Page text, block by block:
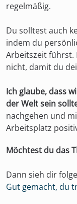
regelmäßig.
Du solltest auch
indem du
Arbeitszeit führst.
nicht, damit du
Ich glaube, dass
der Welt sein
nachgehen und
Arbeitsplatz
Möchtest du das
Dann sieh dir
Gut gemacht, du